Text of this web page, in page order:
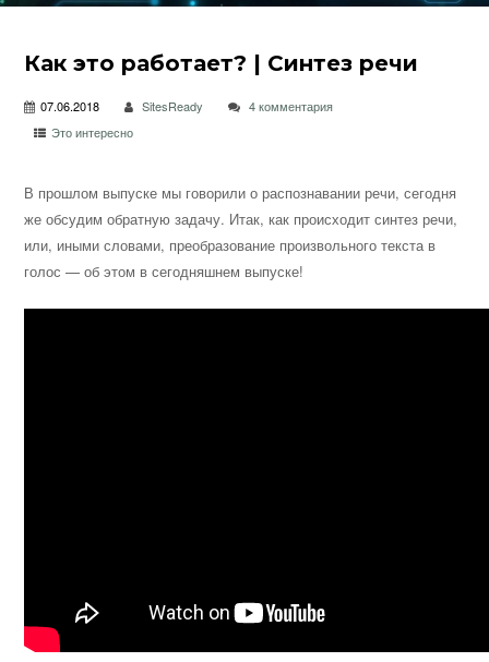
Как это работает? | Синтез речи
07.06.2018 SitesReady
4 комментария
Это интересно
В прошлом выпуске мы говорили о распознавании речи, сегодня
же обсудим обратную задачу. Итак, как происходит синтез речи,
или, иными словами, преобразование произвольного текста в
голос — об этом в сегодняшнем выпуске!